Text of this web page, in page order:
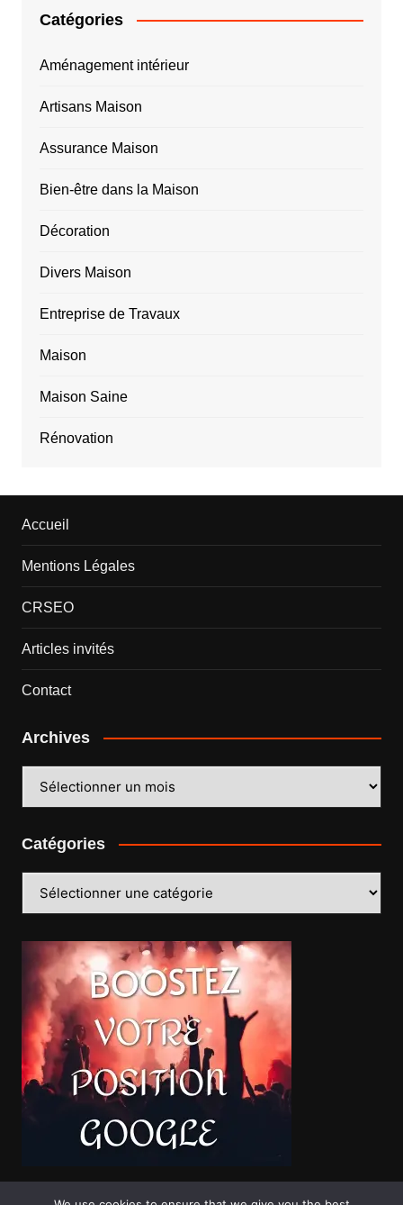
Catégories
Aménagement intérieur
Artisans Maison
Assurance Maison
Bien-être dans la Maison
Décoration
Divers Maison
Entreprise de Travaux
Maison
Maison Saine
Rénovation
Accueil
Mentions Légales
CRSEO
Articles invités
Contact
Archives
Catégories